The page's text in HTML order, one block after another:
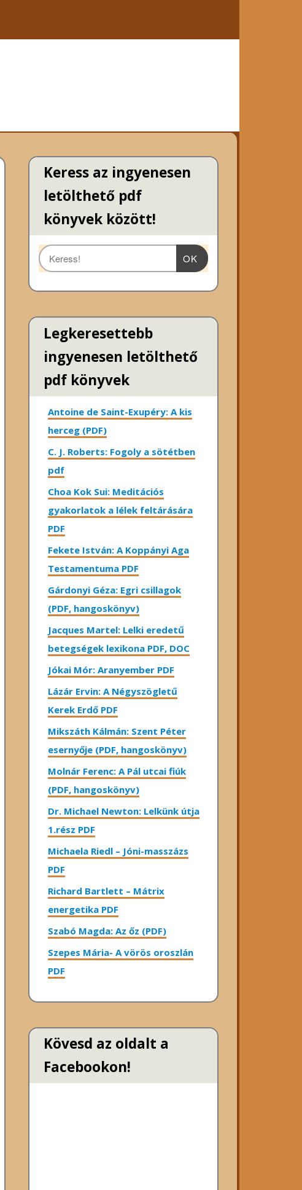
Keress az ingyenesen
letölthető pdf
könyvek között!
OK
Legkeresettebb
ingyenesen letölthető
pdf könyvek
Antoine de Saint-Exupéry: A kis
herceg (PDF)
C. J. Roberts: Fogoly a sötétben
pdf
Choa Kok Sui: Meditációs
gyakorlatok a lélek feltárására
PDF
Fekete István: A Koppányi Aga
Testamentuma PDF
Gárdonyi Géza: Egri csillagok
(PDF, hangoskönyv)
Jacques Martel: Lelki eredetű
betegségek lexikona PDF, DOC
Jókai Mór: Aranyember PDF
Lázár Ervin: A Négyszögletű
Kerek Erdő PDF
Mikszáth Kálmán: Szent Péter
esernyője (PDF, hangoskönyv)
Molnár Ferenc: A Pál utcai fiúk
(PDF, hangoskönyv)
Dr. Michael Newton: Lelkünk útja
1.rész PDF
Michaela Riedl – Jóni-masszázs
PDF
Richard Bartlett – Mátrix
energetika PDF
Szabó Magda: Az őz (PDF)
Szepes Mária- A vörös oroszlán
PDF
Kövesd az oldalt a
Facebookon!